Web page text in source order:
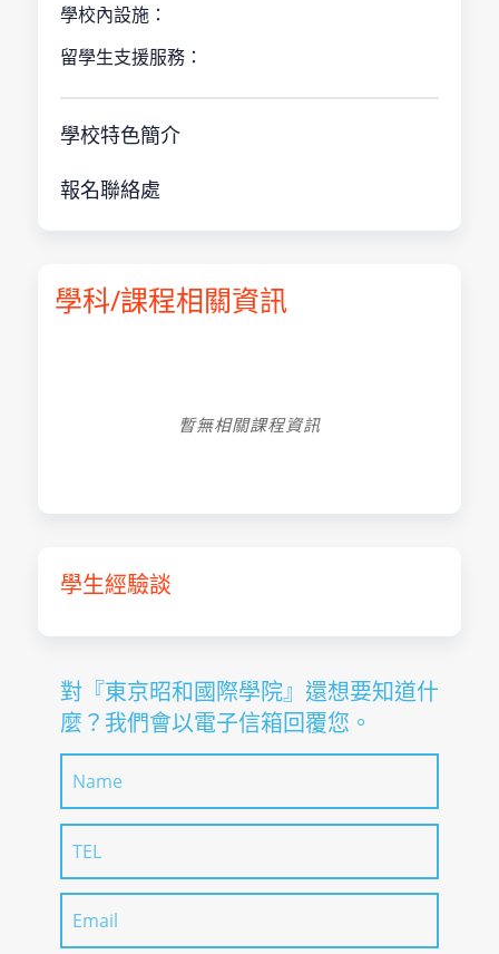
學校內設施：
留學生支援服務：
學校特色簡介
報名聯絡處
學科/課程相關資訊
暫無相關課程資訊
學生經驗談
對『東京昭和國際學院』還想要知道什
麼？我們會以電子信箱回覆您。